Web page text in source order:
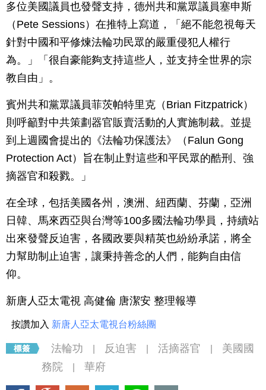
多位美國議員也發聲支持，德州共和黨眾議員塞申斯
（Pete Sessions）在推特上寫道，「絕不能忽視每天
針對中國和平修煉法輪功民眾的嚴重侵犯人權行
為。」「很自豪能夠支持這些人，並支持全世界的宗
教自由」。
賓州共和黨眾議員菲茨帕特里克（Brian Fitzpatrick）
則呼籲對中共策劃器官販賣活動的人實施制裁。並提
到上週國會提出的《法輪功保護法》（Falun Gong
Protection Act）旨在制止對這些和平民眾的酷刑、強
摘器官和殺戮。」
在全球，包括美國各州，澳洲、紐西蘭、芬蘭，亞洲
日韓、馬來西亞與台灣等100多國法輪功學員，持續站
出來發聲反迫害，各國政要與精英也紛紛承諾，將全
力幫助制止迫害，讓秉持善念的人們，能夠自由信
仰。
新唐人亞太電視 高健倫 唐潔安 整理報導
按讚加入 新唐人亞太電視台粉絲團
法輪功 反迫害 活摘器官
美國國
務院
華府